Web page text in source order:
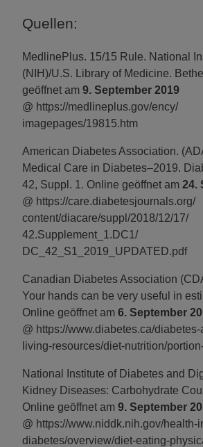
Quellen:
MedlinePlus. 15/15 Rule. National
(NIH)/U.S. Library of Medicine.
geöffnet am 9. September 2019
@ https://medlineplus.gov/ency/
imagepages/19815.htm
American Diabetes Association.
Medical Care in Diabetes–2019.
42, Suppl. 1. Online geöffnet am 24.
@ https://care.diabetesjournals.org/
content/diacare/suppl/2018/12/17/
42.Supplement_1.DC1/
DC_42_S1_2019_UPDATED.pdf
Canadian Diabetes Association
Your hands can be very useful in
Online geöffnet am 6. September
@ https://www.diabetes.ca/diabetes-
living-resources/diet-nutrition/
National Institute of Diabetes and
Kidney Diseases: Carbohydrate
Online geöffnet am 9. September
@ https://www.niddk.nih.gov/health-
diabetes/overview/diet-eating-